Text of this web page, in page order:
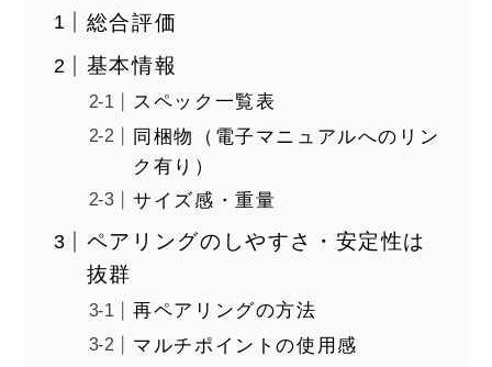
総合評価
基本情報
スペック一覧表
同梱物（電子マニュアルへのリン
ク有り）
サイズ感・重量
ペアリングのしやすさ・安定性は
抜群
再ペアリングの方法
マルチポイントの使用感